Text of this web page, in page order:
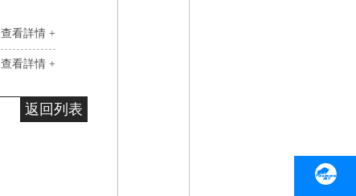
查看詳情 +
查看詳情 +
返回列表